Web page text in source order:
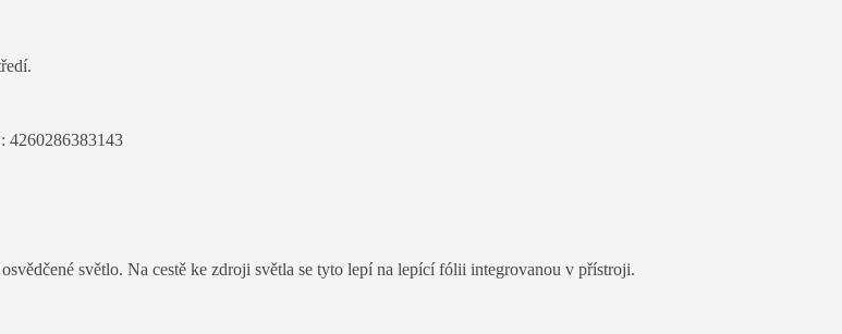
4260286383143
světlo. Na cestě ke zdroji světla se tyto lepí na lepící fólii integrovanou v přístroji.